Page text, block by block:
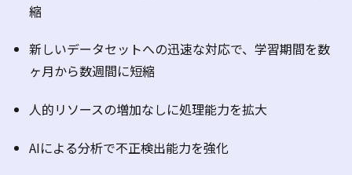
縮
新しいデータセットへの迅速な対応で、学習期間を数
ヶ月から数週間に短縮
人的リソースの増加なしに処理能力を拡大
AIによる分析で不正検出能力を強化